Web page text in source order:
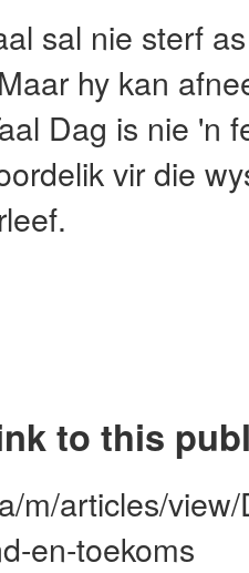
sal nie sterf
hy kan
Dag is nie 'n
vir die
to this
m/articles/
en-toekoms